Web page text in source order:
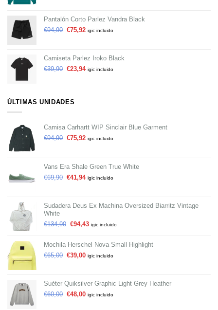
Pantalón Corto Parlez Vandra Black
€94,90 €75,92 igic incluido
Camiseta Parlez Iroko Black
€39,90 €23,94 igic incluido
ÚLTIMAS UNIDADES
Camisa Carhartt WIP Sinclair Blue Garment
€94,90 €75,92 igic incluido
Vans Era Shale Green True White
€69,90 €41,94 igic incluido
Sudadera Deus Ex Machina Oversized Biarritz Vintage
White
€134,90 €94,43 igic incluido
Mochila Herschel Nova Small Highlight
€65,00 €39,00 igic incluido
Suéter Quiksilver Graphic Light Grey Heather
€60,00 €48,00 igic incluido